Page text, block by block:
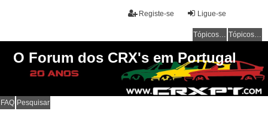
Ligue-se
Registe-se
Tópicos sem resposta Tópicos ativos
O Forum dos CRX's em Portugal
FAQ Pesquisar